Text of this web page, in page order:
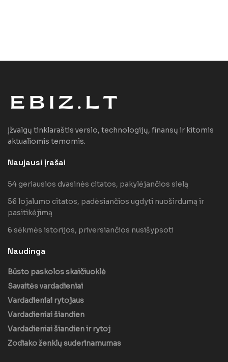
Įžvalgų tinklaraštis verslo, technologijų, finansų ir kitomis
aktualiomis temomis.
Naujausi įrašai
54 geriausios dvasinės citatos, pakylėjančios sielą
56 lojalumo citatos, padėsiančios ugdyti nuoširdumą ir
pasitikėjimą
6 sėkmės istorijos, priversiančios nusišypsoti
Naudinga
Būsto paskolos skaičiuoklė
Savaitės vardadieniai
Vardadieniai rytojaus
Vardadieniai šiandien
Vardadieniai šiandien ir rytoj
Zodiako ženklų suderinamumas